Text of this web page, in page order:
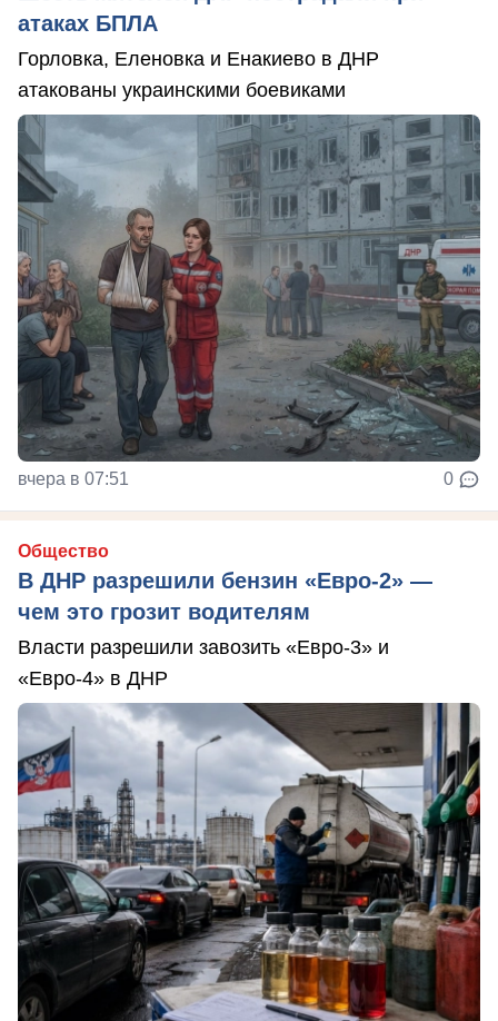
атаках БПЛА
Горловка, Еленовка и Енакиево в ДНР
атакованы украинскими боевиками
вчера в 07:51 0
Общество
В ДНР разрешили бензин «Евро-2» —
чем это грозит водителям
Власти разрешили завозить «Евро-3» и
«Евро-4» в ДНР